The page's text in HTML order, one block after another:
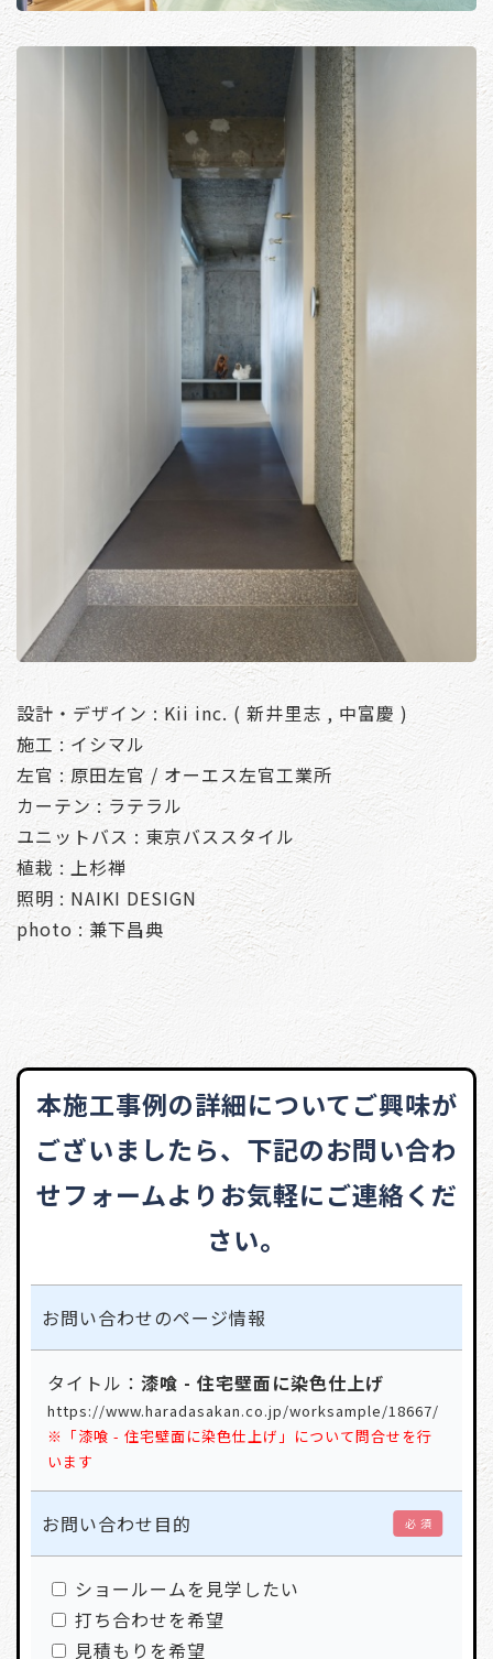
設計・デザイン : Kii inc. ( 新井里志 , 中富慶 )
施工 : イシマル
左官 : 原田左官 / オーエス左官工業所
カーテン : ラテラル
ユニットバス : 東京バススタイル
植栽 : 上杉禅
照明 : NAIKI DESIGN
photo : 兼下昌典
本施工事例の詳細についてご興味が
ございましたら、 下記のお問い合わ
せフォームよりお気軽にご連絡くだ
さい。
お問い合わせのページ情報
タイトル： 漆喰 - 住宅壁面に染色仕上げ
https://www.haradasakan.co.jp/worksample/18667/
※「漆喰 - 住宅壁面に染色仕上げ」について問合せを行
います
お問い合わせ目的 必 須
ショールームを見学したい
打ち合わせを希望
見積もりを希望